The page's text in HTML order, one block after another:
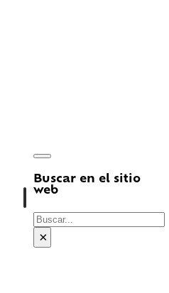
Buscar en el sitio
web
Buscar
×